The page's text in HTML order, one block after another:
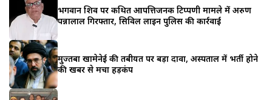
भगवान शिव पर कथित आपत्तिजनक टिप्पणी मामले में अरुण
पन्नालाल गिरफ्तार, सिविल लाइन पुलिस की कार्रवाई
मुज्तबा खामेनेई की तबीयत पर बड़ा दावा, अस्पताल में भर्ती होने
की खबर से मचा हड़कंप